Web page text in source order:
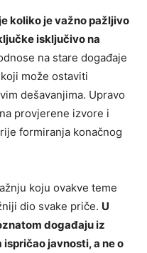
koliko je važno pažljivo
isključivo na
na stare događaje
može ostaviti
dešavanjima. Upravo
provjerene izvore i
formiranja konačnog
koju ovakve teme
dio svake priče. U
događaju iz
javnosti, a ne o